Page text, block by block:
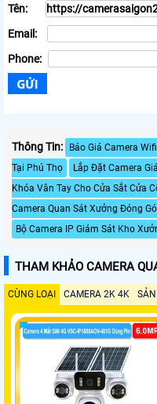
Tên:
Email:
Phone:
Thông Tin: Báo Giá Camera
Tại Phú Thọ
Lắp Đặt Camera
Khóa Vân Tay Cho Cửa Sắt Cửa
Camera Quan Sát Xưởng Đóng
Bộ Camera IP Giám Sát Kho
THAM KHẢO CAMERA
CÙNG LOẠI CAMERA 2K 4K